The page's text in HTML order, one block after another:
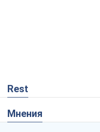
Rest
Мнения